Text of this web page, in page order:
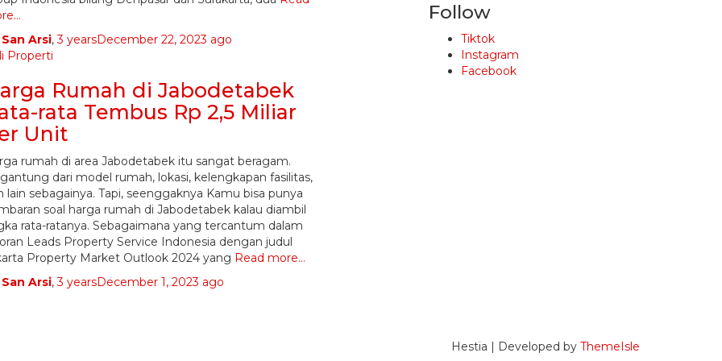
San Arsi,3 yearsDecember 22, 2023 ago
Properti
Rumah di Jabodetabek
rata Tembus Rp 2,5 Miliar
Unit
rumah di area Jabodetabek itu sangat beragam.
dari model rumah, lokasi, kelengkapan fasilitas,
lain sebagainya. Tapi, seenggaknya Kamu bisa punya
soal harga rumah di Jabodetabek kalau diambil
rata-ratanya. Sebagaimana yang tercantum dalam
Leads Property Service Indonesia dengan judul
Property Market Outlook 2024 yang Read more…
San Arsi,3 yearsDecember 1, 2023 ago
Follow
Tiktok
Instagram
Facebook
Hestia | Developed by ThemeIsle